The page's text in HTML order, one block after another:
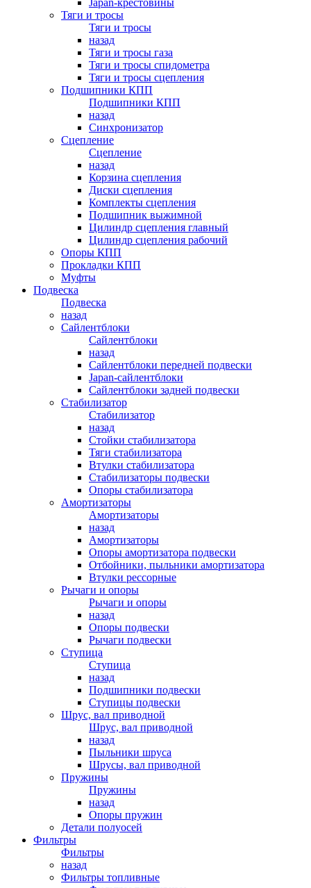
Japan-крестовины
Тяги и тросы
Тяги и тросы
назад
Тяги и тросы газа
Тяги и тросы спидометра
Тяги и тросы сцепления
Подшипники КПП
Подшипники КПП
назад
Синхронизатор
Сцепление
Сцепление
назад
Корзина сцепления
Диски сцепления
Комплекты сцепления
Подшипник выжимной
Цилиндр сцепления главный
Цилиндр сцепления рабочий
Опоры КПП
Прокладки КПП
Муфты
Подвеска
Подвеска
назад
Сайлентблоки
Сайлентблоки
назад
Сайлентблоки передней подвески
Japan-сайлентблоки
Сайлентблоки задней подвески
Стабилизатор
Стабилизатор
назад
Стойки стабилизатора
Тяги стабилизатора
Втулки стабилизатора
Стабилизаторы подвески
Опоры стабилизатора
Амортизаторы
Амортизаторы
назад
Амортизаторы
Опоры амортизатора подвески
Отбойники, пыльники амортизатора
Втулки рессорные
Рычаги и опоры
Рычаги и опоры
назад
Опоры подвески
Рычаги подвески
Ступица
Ступица
назад
Подшипники подвески
Ступицы подвески
Шрус, вал приводной
Шрус, вал приводной
назад
Пыльники шруса
Шрусы, вал приводной
Пружины
Пружины
назад
Опоры пружин
Детали полуосей
Фильтры
Фильтры
назад
Фильтры топливные